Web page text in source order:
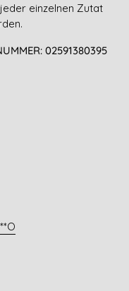
einzelnen Zutat
02591380395